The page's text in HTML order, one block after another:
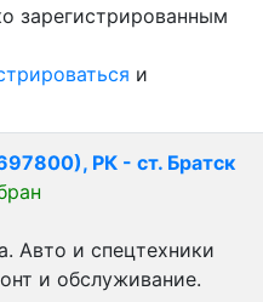
зарегистрированным
и
РК - ст. Братск
Авто и спецтехники
и обслуживание.